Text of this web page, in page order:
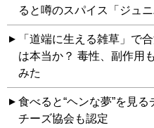
ると噂のスパイス「ジュ
「道端に生える雑草」で
は本当か？ 毒性、副作用
みた
食べると“ヘンな夢”を見
チーズ協会も認定